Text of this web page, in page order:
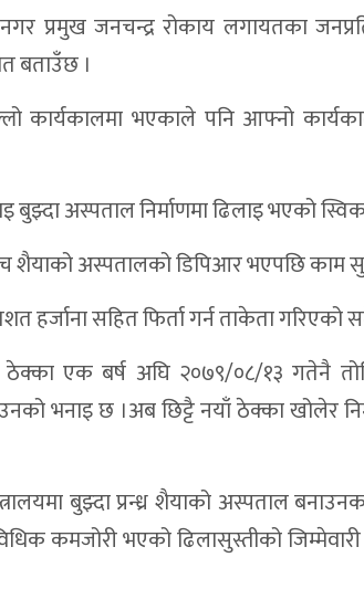
प्रमुख जनचन्द्र रोकाय लगायतका
बताउँछ ।
कार्यकालमा भएकाले पनि आफ्नो
अस्पताल निर्माणमा ढिलाइ भएको
पाँच शैयाको अस्पतालको डिपिआर भएपछि
हर्जाना सहित फिर्ता गर्न ताकेता गरिएको
ठेक्का एक बर्ष अघि २०७९/०८/१३ गतेनै
छ ।अब छिट्टै नयाँ ठेक्का खोलेर
बुझ्दा प्रन्ध्र शैयाको अस्पताल
कमजोरी भएको ढिलासुस्तीको